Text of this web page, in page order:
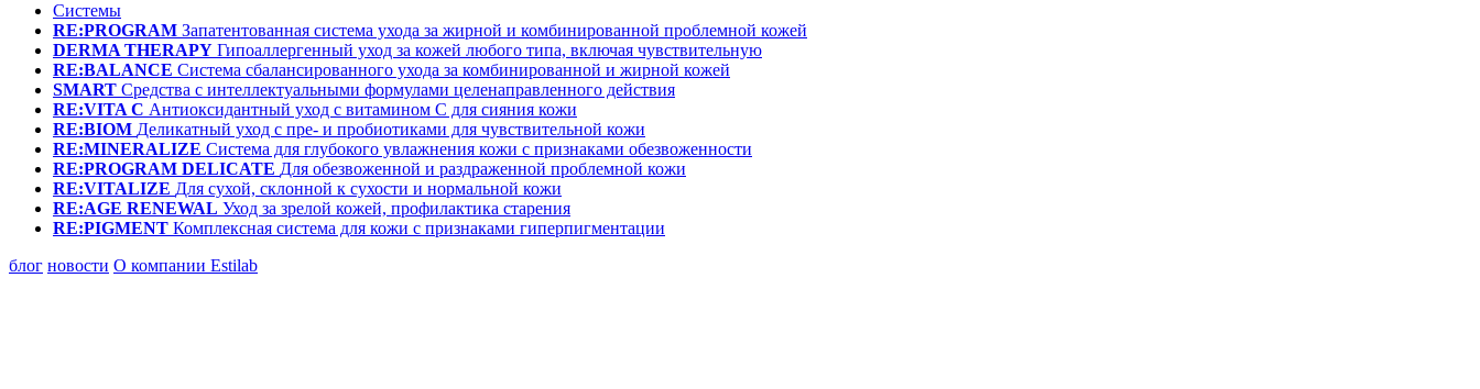
Системы
RE:PROGRAM Запатентованная система ухода за жирной и комбинированной проблемной кожей
DERMA THERAPY Гипоаллергенный уход за кожей любого типа, включая чувствительную
RE:BALANCE Система сбалансированного ухода за комбинированной и жирной кожей
SMART Средства с интеллектуальными формулами целенаправленного действия
RE:VITA C Антиоксидантный уход с витамином С для сияния кожи
RE:BIOM Деликатный уход с пре- и пробиотиками для чувствительной кожи
RE:MINERALIZE Система для глубокого увлажнения кожи с признаками обезвоженности
RE:PROGRAM DELICATE Для обезвоженной и раздраженной проблемной кожи
RE:VITALIZE Для сухой, склонной к сухости и нормальной кожи
RE:AGE RENEWAL Уход за зрелой кожей, профилактика старения
RE:PIGMENT Комплексная система для кожи с признаками гиперпигментации
блог новости О компании Estilab